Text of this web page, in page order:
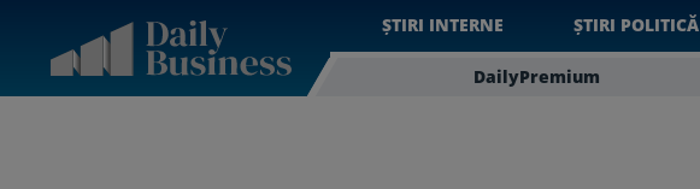
ȘTIRI INTERNE ȘTIRI POLITICĂ
DailyPremium